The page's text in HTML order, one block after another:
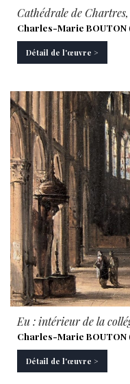
Cathédrale de
Charles-Marie BOUTON
Détail de l'œuvre >
Eu : intérieur de la
Charles-Marie BOUTON
Détail de l'œuvre >